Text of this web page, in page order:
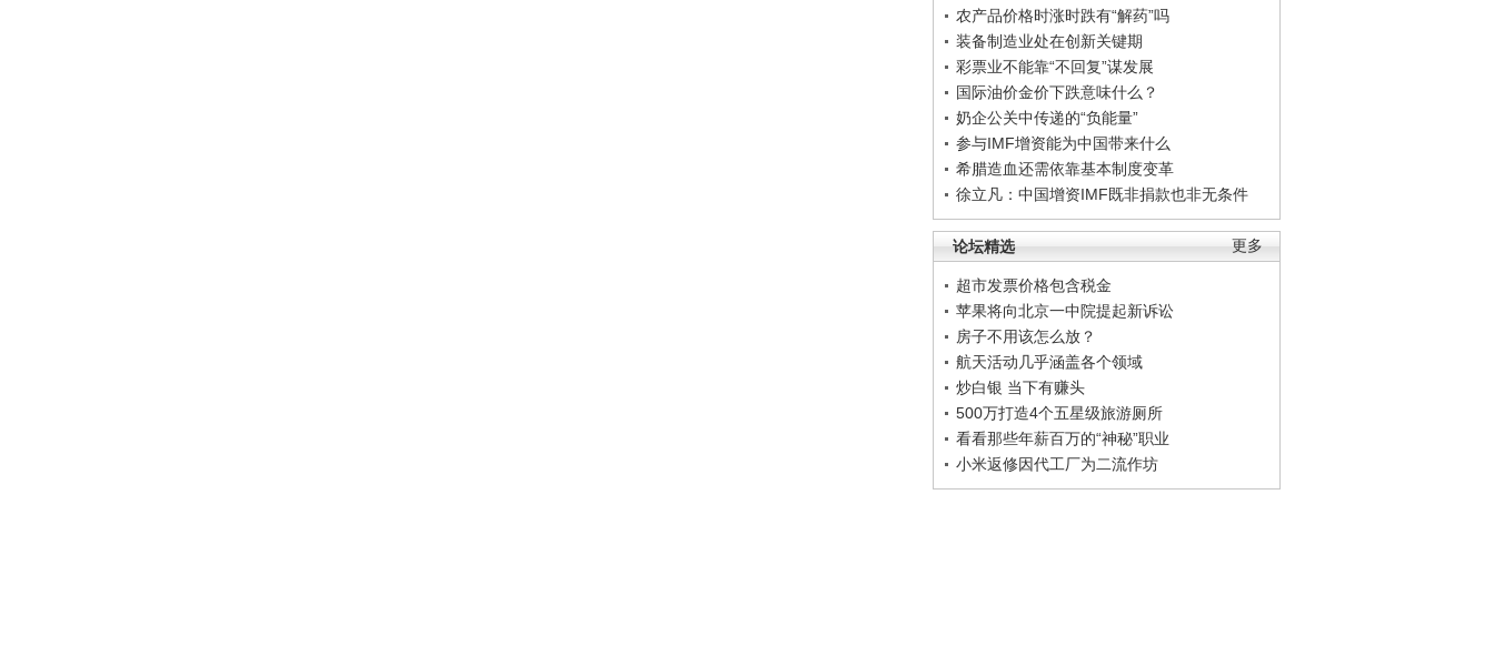
农产品价格时涨时跌有“解药”吗
装备制造业处在创新关键期
彩票业不能靠“不回复”谋发展
国际油价金价下跌意味什么？
奶企公关中传递的“负能量”
参与IMF增资能为中国带来什么
希腊造血还需依靠基本制度变革
徐立凡：中国增资IMF既非捐款也非无条件
更多
论坛精选
超市发票价格包含税金
苹果将向北京一中院提起新诉讼
房子不用该怎么放？
航天活动几乎涵盖各个领域
炒白银 当下有赚头
500万打造4个五星级旅游厕所
看看那些年薪百万的“神秘”职业
小米返修因代工厂为二流作坊